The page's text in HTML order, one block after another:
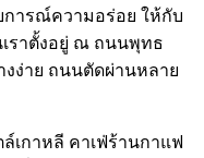
ารณ์ความอร่อย ให้กับ
เราตั้งอยู่ ณ ถนนพุทธ
ง่าย ถนนตัดผ่านหลาย
เกาหลี คาเฟ่ร้านกาแฟ